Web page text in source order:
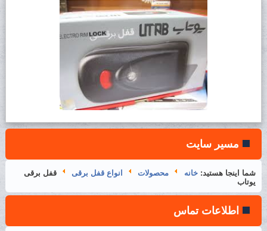
مسیر سایت
شما اینجا هستید:خانه محصولات انواع قفل برقی
قفل برقی
یوتاب
اطلاعات تماس